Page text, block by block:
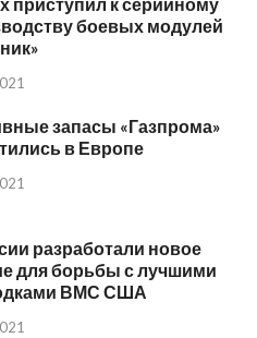
боевых модулей
запасы «Газпрома»
в Европе
разработали новое
для борьбы с лучшими
ВМС США